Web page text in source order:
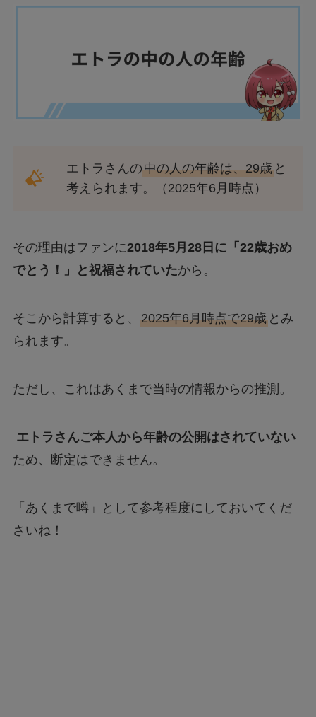
エトラさんの中の人の年齢は、29歳 と
考えられます。（2025年6月時点）
その理由はファンに2018年5月28日に「22歳おめ
でとう！」と祝福されていたから。
そこから計算すると、 2025年6月時点で29歳とみ
られます。
ただし、これはあくまで当時の情報からの推測。
エトラさんご本人から年齢の公開はされていない
ため、断定はできません。
「あくまで噂」として参考程度にしておいてくだ
さいね！